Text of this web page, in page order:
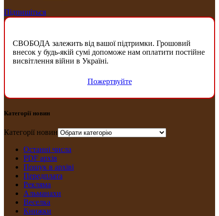
Підпишіться
СВОБОДА залежить від вашої підтримки. Грошовий
внесок у будь-якій сумі допоможе нам оплатити постійне
висвітлення війни в Україні.
Пожертвуйте
Категорії новин
Категорії новин
Останні числа
PDF архів
Пошук в архіві
Передплата
Рекляма
Альманахи
Веселка
Книжки